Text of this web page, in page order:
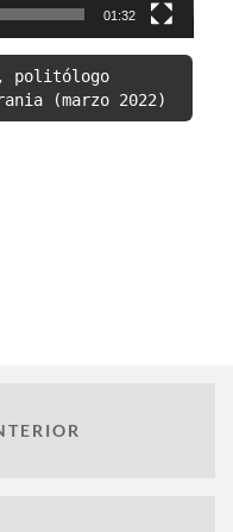
01:32
politólogo
(marzo 2022)